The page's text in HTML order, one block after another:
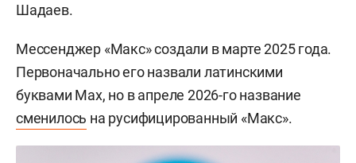
Шадаев.
Мессенджер «Макс» создали в марте 2025 года.
Первоначально его назвали латинскими
буквами Max, но в апреле 2026-го название
сменилось на русифицированный «Макс».